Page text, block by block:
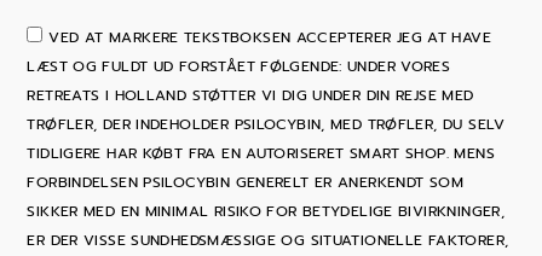
VED AT MARKERE TEKSTBOKSEN ACCEPTERER JEG AT HAVE
LÆST OG FULDT UD FORSTÅET FØLGENDE: UNDER VORES
RETREATS I HOLLAND STØTTER VI DIG UNDER DIN REJSE MED
TRØFLER, DER INDEHOLDER PSILOCYBIN, MED TRØFLER, DU SELV
TIDLIGERE HAR KØBT FRA EN AUTORISERET SMART SHOP. MENS
FORBINDELSEN PSILOCYBIN GENERELT ER ANERKENDT SOM
SIKKER MED EN MINIMAL RISIKO FOR BETYDELIGE BIVIRKNINGER,
ER DER VISSE SUNDHEDSMÆSSIGE OG SITUATIONELLE FAKTORER,